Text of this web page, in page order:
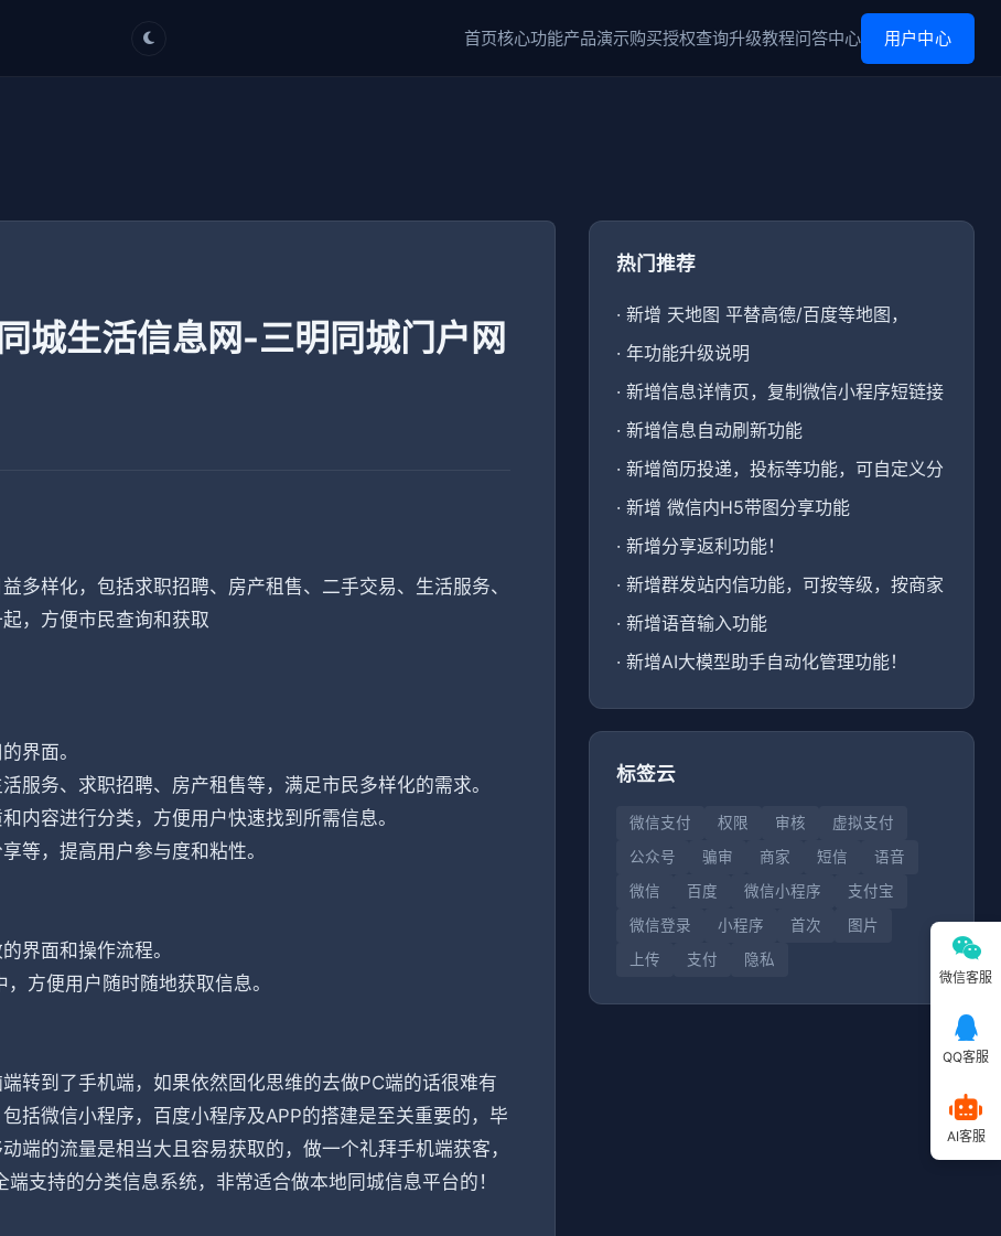
首页核心功能产品演示购买授权查询升级教程问答中心 用户中心
城生活信息网-三明同城门户网
多样化，包括求职招聘、房产租售、二手交易、生活服务、
，方便市民查询和获取
界面。
服务、求职招聘、房产租售等，满足市民多样化的需求。
内容进行分类，方便用户快速找到所需信息。
等，提高用户参与度和粘性。
界面和操作流程。
方便用户随时随地获取信息。
转到了手机端，如果依然固化思维的去做PC端的话很难有
括微信小程序，百度小程序及APP的搭建是至关重要的，毕
端的流量是相当大且容易获取的，做一个礼拜手机端获客，
支持的分类信息系统，非常适合做本地同城信息平台的！
热门推荐
· 新增 天地图 平替高德/百度等地图，
· 年功能升级说明
· 新增信息详情页，复制微信小程序短链接
· 新增信息自动刷新功能
· 新增简历投递，投标等功能，可自定义分
· 新增 微信内H5带图分享功能
· 新增分享返利功能！
· 新增群发站内信功能，可按等级，按商家
· 新增语音输入功能
· 新增AI大模型助手自动化管理功能！
标签云
微信支付 权限 审核
虚拟支付
公众号
骗审 商家 短信
语音
微信
百度 微信小程序
支付宝
微信登录
小程序 首次
图片
上传
支付 隐私
微信客服
QQ客服
AI客服